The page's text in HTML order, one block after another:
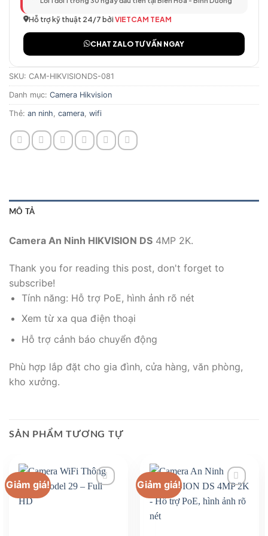
Hỗ trợ kỹ thuật 24/7 bởi VIETCAM TEAM
CHAT ZALO TƯ VẤN NGAY
SKU: CAM-HIKVISIONDS-081
Danh mục: Camera Hikvision
Thẻ: an ninh camera wifi
MÔ TẢ
Camera An Ninh HIKVISION DS 4MP 2K.
Thank you for reading this post, don't forget to
subscribe!
Tính năng: Hỗ trợ PoE, hình ảnh rõ nét
Xem từ xa qua điện thoại
Hỗ trợ cảnh báo chuyển động
Phù hợp lắp đặt cho gia đình, cửa hàng, văn phòng,
kho xưởng.
SẢN PHẨM TƯƠNG TỰ
Giảm giá! Giảm giá!